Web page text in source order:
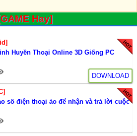
Hay]
Huyền Thoại Online 3D Giống PC
DOWNLOAD
số điện thoại ảo để nhận và trả lời cuộc